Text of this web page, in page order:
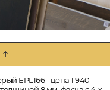
EPL166 - цена 1 940